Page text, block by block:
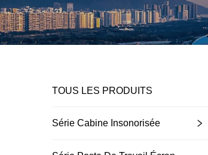
TOUS LES PRODUITS
Série Cabine Insonorisée